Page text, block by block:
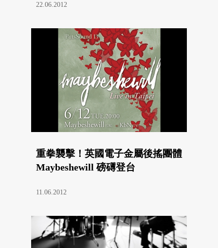
22.06.2012
重拳襲擊！英國電子金屬後搖團體
Maybeshewill 磅礡登台
11.06.2012